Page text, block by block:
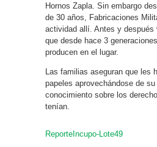
Hornos Zapla. Sin embargo
de 30 años, Fabricaciones
actividad allí. Antes y después
que desde hace 3
producen en el lugar.
Las familias aseguran que les
papeles aprovechándose de
conocimiento sobre los
tenían.
ReporteIncupo-Lote49